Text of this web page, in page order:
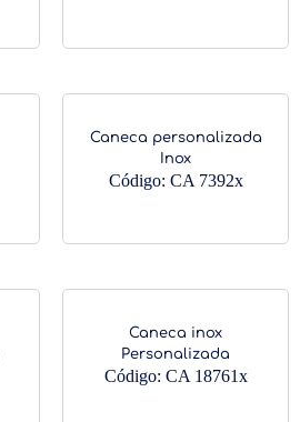
Caneca personalizada
Inox
Código: CA 7392x
Caneca inox
Personalizada
Código: CA 18761x